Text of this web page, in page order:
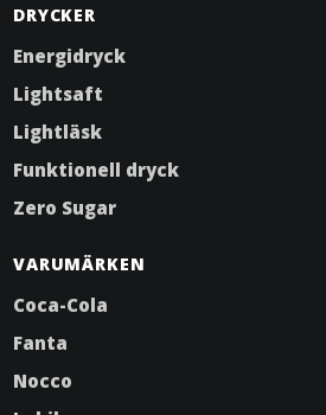
DRYCKER
Energidryck
Lightsaft
Lightläsk
Funktionell dryck
Zero Sugar
VARUMÄRKEN
Coca-Cola
Fanta
Nocco